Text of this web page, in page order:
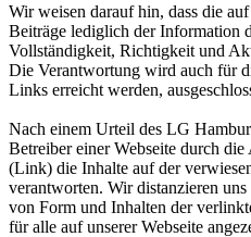
Wir weisen darauf hin, dass die
Beiträge lediglich der Information
Vollständigkeit, Richtigkeit und
Die Verantwortung wird auch für
Links erreicht werden,
Nach einem Urteil des LG
Betreiber einer Webseite durch
(Link) die Inhalte auf der
verantworten. Wir distanzieren
von Form und Inhalten der
für alle auf unserer Webseite